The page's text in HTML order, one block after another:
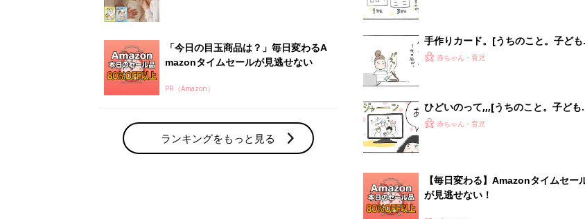
赤ちゃん・育児の人気テーマ
育児日記・マンガ
離乳食はいつから？進め方は？「たまひよ きほんの離
授乳の悩みや初めての離乳食作りに役立つ